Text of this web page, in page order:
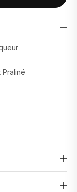
Praliné
qui associe la